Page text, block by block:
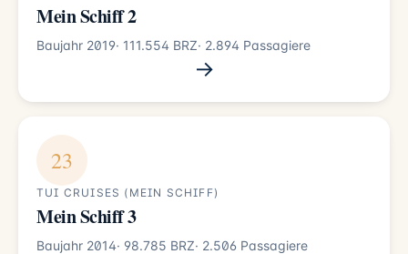
Mein Schiff 2
Baujahr 2019· 111.554 BRZ· 2.894 Passagiere
→
23
TUI CRUISES (MEIN SCHIFF)
Mein Schiff 3
Baujahr 2014· 98.785 BRZ· 2.506 Passagiere